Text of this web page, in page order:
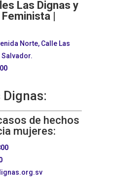
Las Dignas y
|
Norte, Calle Las
Salvador.
de hechos
mujeres: